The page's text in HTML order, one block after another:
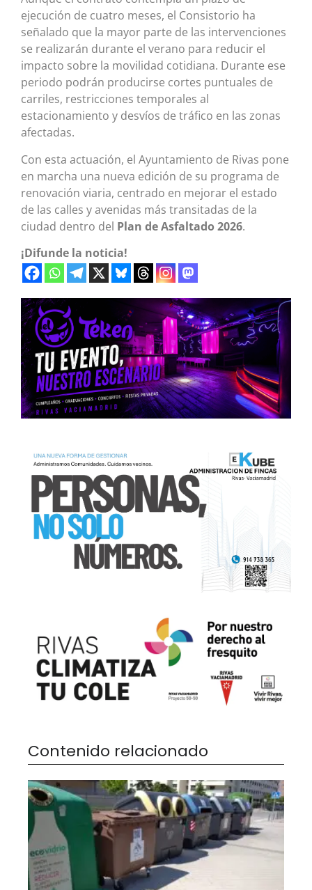
ejecución de cuatro meses, el Consistorio ha
señalado que la mayor parte de las intervenciones
se realizarán durante el verano para reducir el
impacto sobre la movilidad cotidiana. Durante ese
periodo podrán producirse cortes puntuales de
carriles, restricciones temporales al
estacionamiento y desvíos de tráfico en las zonas
afectadas.
Con esta actuación, el Ayuntamiento de Rivas pone
en marcha una nueva edición de su programa de
renovación viaria, centrado en mejorar el estado
de las calles y avenidas más transitadas de la
ciudad dentro del Plan de Asfaltado 2026.
¡Difunde la noticia!
Contenido relacionado